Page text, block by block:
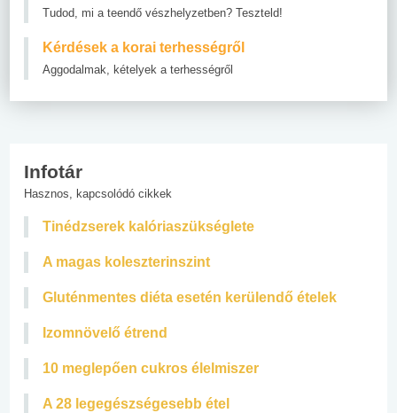
Tudod, mi a teendő vészhelyzetben? Teszteld!
Kérdések a korai terhességről
Aggodalmak, kételyek a terhességről
Infotár
Hasznos, kapcsolódó cikkek
Tinédzserek kalóriaszükséglete
A magas koleszterinszint
Gluténmentes diéta esetén kerülendő ételek
Izomnövelő étrend
10 meglepően cukros élelmiszer
A 28 legegészségesebb étel